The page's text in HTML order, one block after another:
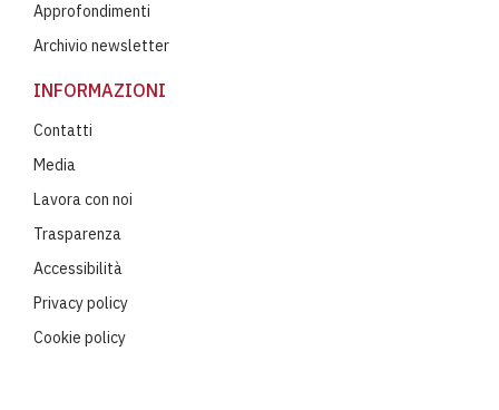
Approfondimenti
Archivio newsletter
INFORMAZIONI
Contatti
Media
Lavora con noi
Trasparenza
Accessibilità
Privacy policy
Cookie policy